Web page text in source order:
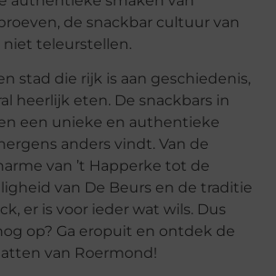
de snackbar cultuur van
niet teleurstellen.
stad die rijk is aan geschiedenis,
heerlijk eten. De snackbars in
een unieke en authentieke
anders vindt. Van de
van ’t Happerke tot de
van De Beurs en de traditie
er is voor ieder wat wils. Dus
op? Ga eropuit en ontdek de
van Roermond!